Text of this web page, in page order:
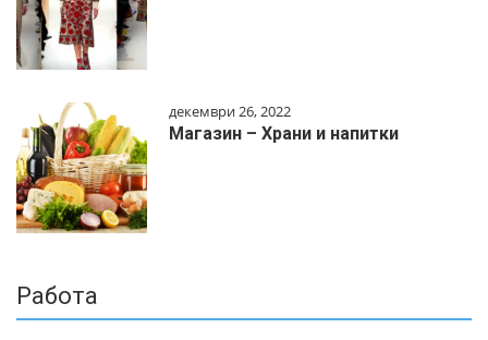
декември 26, 2022
Магазин – Храни и напитки
Работа